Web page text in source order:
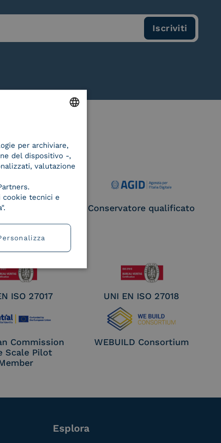
Provider e
Conservatore qualificato
ISO 27017 UNI EN ISO 27018
Commission
Scale Pilot
WEBUILD Consortium
Esplora
ITALIAN
per archiviare,
del dispositivo -,
valutazione
cookie tecnici e